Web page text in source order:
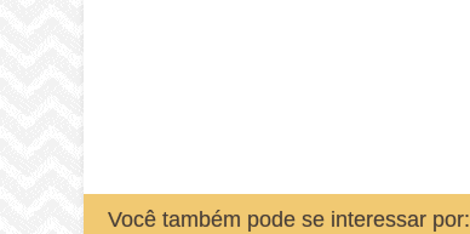
Você também pode se interessar por: